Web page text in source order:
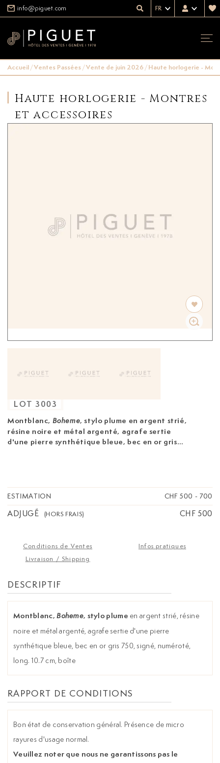
info@piguet.com FR
Accueil/Ventes Passées/Vente de juin 2026/Haute horlogerie -
Haute horlogerie - Montres
et accessoires
Montblanc, Boheme, stylo plume en argent strié,
résine noire et métal argenté, agrafe sertie
d'une pierre synthétique bleue, bec en or gris
LOT 3003
ESTIMATION CHF 500 - 700
ADJUGÉ (HORS FRAIS) CHF 500
Conditions de Ventes
Infos pratiques
Livraison / Shipping
DESCRIPTIF
Montblanc,Boheme, stylo plume en argent strié, résine
noire et métal argenté, agrafe sertie d'une pierre
synthétique bleue, bec en or gris 750, signé, numéroté,
long. 10.7 cm, boîte
RAPPORT DE CONDITIONS
Bon état de conservation général. Présence de micro
rayures d'usage normal.
Veuillez noter que nous ne garantissons pas le